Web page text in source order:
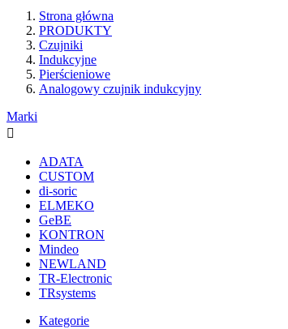
Strona główna
PRODUKTY
Czujniki
Indukcyjne
Pierścieniowe
Analogowy czujnik indukcyjny
Marki

ADATA
CUSTOM
di-soric
ELMEKO
GeBE
KONTRON
Mindeo
NEWLAND
TR-Electronic
TRsystems
Kategorie